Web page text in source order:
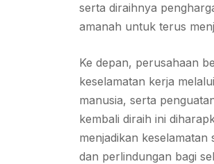
serta diraihnya
amanah untuk terus
Ke depan, perusahaan
keselamatan kerja
manusia, serta
kembali diraih ini
menjadikan
dan perlindungan bagi